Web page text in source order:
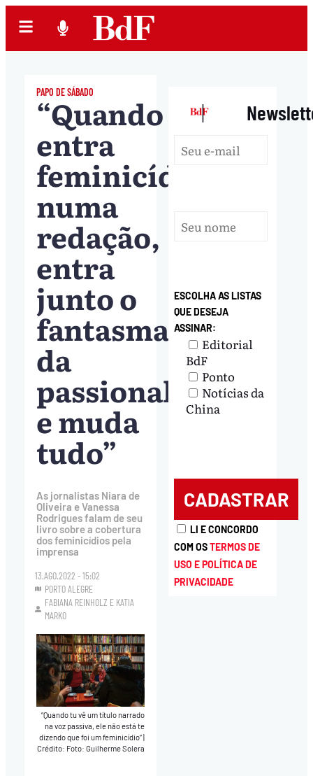
PAPO DE SÁBADO
“Quando
entra
feminicídio
numa
redação,
entra
junto o
fantasma
da
passionalidade,
e muda
tudo”
As jornalistas Niara de
Oliveira e Vanessa
Rodrigues falam de seu
livro sobre a cobertura
dos feminicídios pela
imprensa
13.AGO.2022 - 15:02
PORTO ALEGRE
FABIANA REINHOLZ E KATIA
MARKO
“Quando tu vê um título narrado
na voz passiva, ele não está te
dizendo que foi um feminicídio”|
Crédito: Foto: Guilherme Solera
|
ESCOLHA AS LISTAS
QUE DESEJA
ASSINAR:
Editorial
BdF
Ponto
Notícias da
China
LI E CONCORDO
COM OSTERMOS DE
USO E POLÍTICA DE
PRIVACIDADE